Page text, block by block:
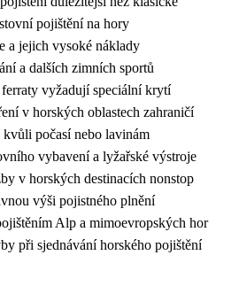
pojištění na hory
a jejich vysoké náklady
a dalších zimních sportů
vyžadují speciální krytí
v horských oblastech zahraničí
kvůli počasí nebo lavinám
vybavení a lyžařské výstroje
v horských destinacích nonstop
výši pojistného plnění
Alp a mimoevropských hor
při sjednávání horského pojištění